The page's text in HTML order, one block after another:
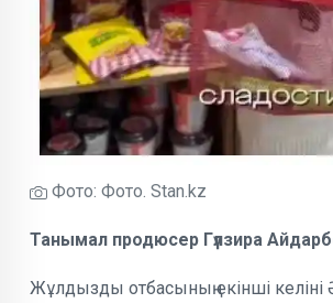
Фото: Фото. Stan.kz
Танымал продюсер Гүлзира
Жұлдызды отбасының екінші